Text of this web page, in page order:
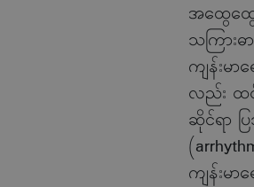
အထွေထွေ
သကြား
ကျန်းမ
လည်း ထင်
ဆိုင်ရာ ပ
ကျန်းမာ